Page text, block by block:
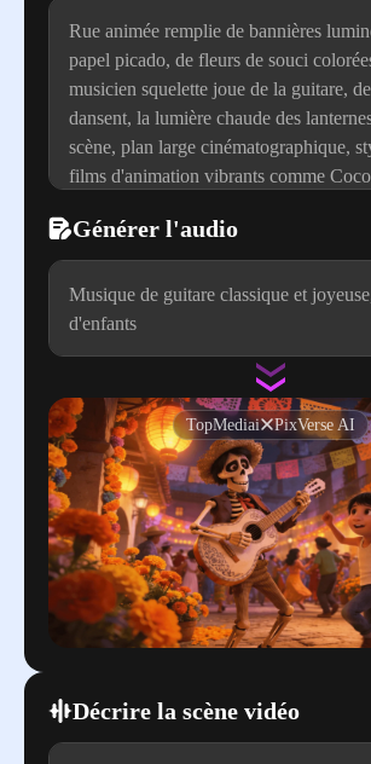
Rue animée remplie de bannières
papel picado, de fleurs de souci
musicien squelette joue de la guitare,
dansent, la lumière chaude des
scène, plan large cinématographique,
films d'animation vibrants comme
Générer l'audio
Musique de guitare classique et
d'enfants
TopMediai PixVerse AI
Décrire la scène vidéo